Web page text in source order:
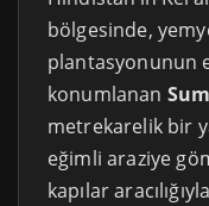
bölgesinde,
plantasyonunun
konumlanan
metrekarelik bir
eğimli araziye
kapılar